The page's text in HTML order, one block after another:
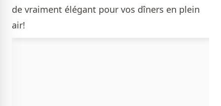
de vraiment élégant pour vos dîners en plein
air!